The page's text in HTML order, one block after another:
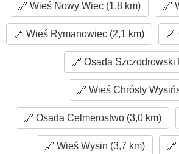
Wieś Nowy Wiec (1,8 km)
Wieś Rymanowiec (2,1 km)
Osada Szczodrowski
Wieś Chrósty
Osada Celmerostwo (3,0 km)
Wieś Wysin (3,7 km)